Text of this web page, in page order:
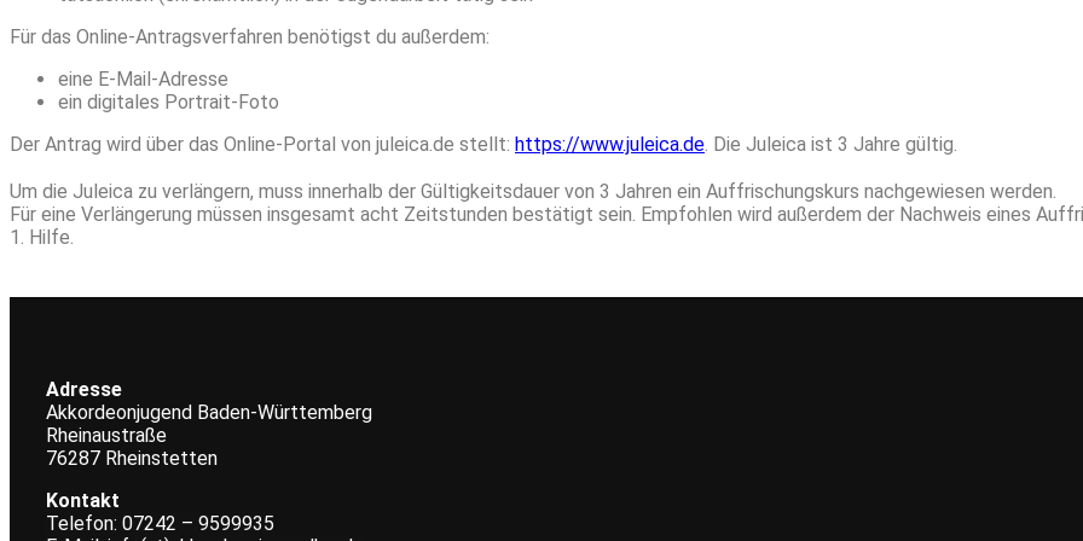
Für das Online-Antragsverfahren benötigst du außerdem:
eine E-Mail-Adresse
ein digitales Portrait-Foto
Der Antrag wird über das Online-Portal von juleica.de stellt: https://www.juleica.de. Die Juleica ist 3 Jahre gültig.
Um die Juleica zu verlängern, muss innerhalb der Gültigkeitsdauer von 3 Jahren ein Auffrischungskurs nachgewiesen werden.
Für eine Verlängerung müssen insgesamt acht Zeitstunden bestätigt sein. Empfohlen wird außerdem der Nachweis eines
1. Hilfe.
Adresse
Akkordeonjugend Baden-Württemberg
Rheinaustraße
76287 Rheinstetten
Kontakt
Telefon: 07242 – 9599935